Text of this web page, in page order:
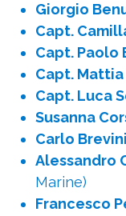
Giorgio
Capt.
Capt. Paolo
Capt. Mattia
Capt. Luca
Susanna
Carlo Brevini
Alessandro
Marine)
Francesco